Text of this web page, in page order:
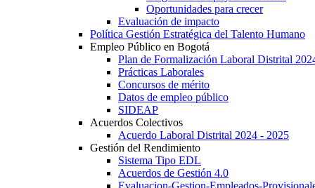
Oportunidades para crecer
Evaluación de impacto
Política Gestión Estratégica del Talento Humano
Empleo Público en Bogotá
Plan de Formalización Laboral Distrital
Prácticas Laborales
Concursos de mérito
Datos de empleo público
SIDEAP
Acuerdos Colectivos
Acuerdo Laboral Distrital 2024 - 2025
Gestión del Rendimiento
Sistema Tipo EDL
Acuerdos de Gestión 4.0
Evaluacion-Gestion-Empleados-